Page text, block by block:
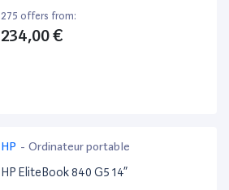
275 offers from:
234,00 €
HP - Ordinateur portable
HP EliteBook 840 G5 14”